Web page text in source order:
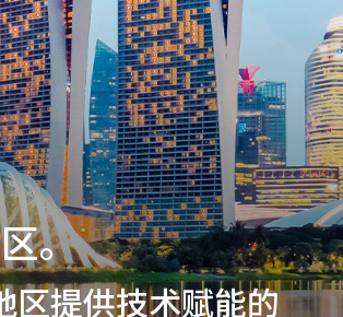
。
区提供技术赋能的